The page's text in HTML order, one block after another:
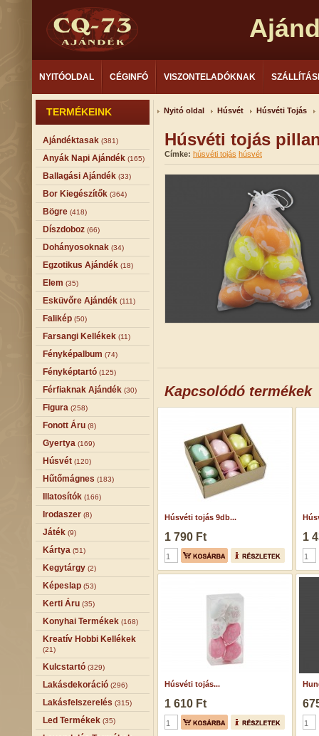
NYITÓOLDAL CÉGINFÓ VISZONTELADÓKNAK
TERMÉKEINK
Ajándéktasak (381)
Anyák Napi Ajándék (165)
Ballagási Ajándék (33)
Bor Kiegészítők (364)
Bögre (418)
Díszdoboz (66)
Dohányosoknak (34)
Egzotikus Ajándék (18)
Elem (35)
Esküvőre Ajándék (111)
Falikép (50)
Farsangi Kellékek (11)
Fényképalbum (74)
Fényképtartó (125)
Férfiaknak Ajándék (30)
Figura (258)
Fonott Áru (8)
Gyertya (169)
Húsvét (120)
Hűtőmágnes (183)
Illatosítók (166)
Irodaszer (8)
Játék (9)
Kártya (51)
Kegytárgy (2)
Képeslap (53)
Kerti Áru (35)
Konyhai Termékek (168)
Kreatív Hobbi Kellékek
(21)
Kulcstartó (329)
Lakásdekoráció (296)
Lakásfelszerelés (315)
Led Termékek (35)
Nyitó oldal Húsvét Húsvéti Tojás
Húsvéti tojás
Címke: húsvéti tojás húsvét
Kapcsolódó termékek
Húsvéti tojás 9db...
1 790 Ft 1
Húsvéti tojás...
1 610 Ft